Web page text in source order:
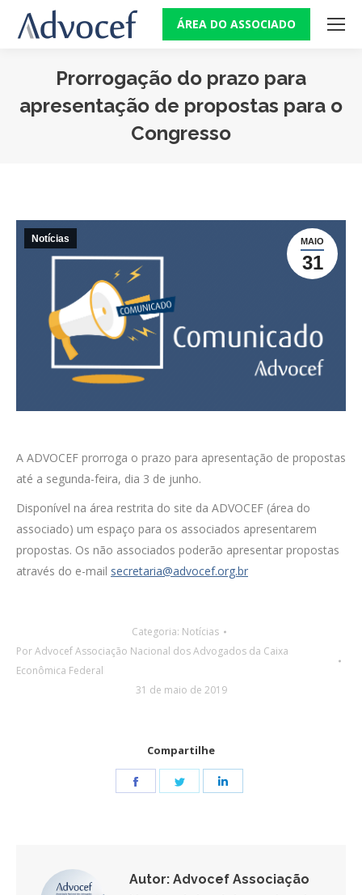
ÁREA DO ASSOCIADO
Prorrogação do prazo para
apresentação de propostas para o
Congresso
MAIO
31
Notícias
A ADVOCEF prorroga o prazo para apresentação de propostas
até a segunda-feira, dia 3 de junho.
Disponível na área restrita do site da ADVOCEF (área do
associado) um espaço para os associados apresentarem
propostas. Os não associados poderão apresentar propostas
através do e-mail secretaria@advocef.org.br
Categoria: Notícias
PorAdvocef Associação Nacional dos Advogados da Caixa
Econômica Federal
31 de maio de 2019
Compartilhe
Share
Share
Autor: Advocef Associação